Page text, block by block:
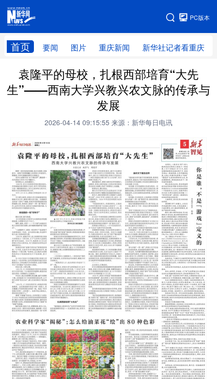
PC版本
首页 要闻 图片 重庆新闻 新华社记者看重庆
网站地图
袁隆平的母校，扎根西部培育“大先
生”——西南大学兴教兴农文脉的传承与
发展
2026-04-14 09:15:55 来源：新华每日电讯